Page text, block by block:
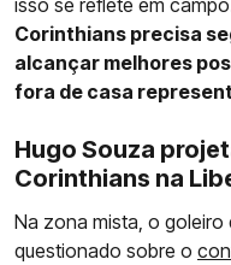
isso se reflete em
Corinthians precisa
alcançar melhores
fora de casa
Hugo Souza
Corinthians na
Na zona mista, o goleiro
questionado sobre o